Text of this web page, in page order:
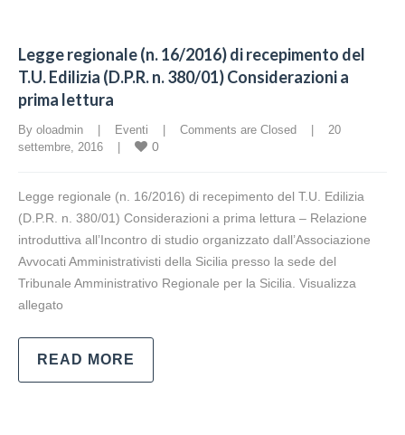
Legge regionale (n. 16/2016) di recepimento del
T.U. Edilizia (D.P.R. n. 380/01) Considerazioni a
prima lettura
By oloadmin    | Eventi Comments are Closed
    |    20
settembre, 2016    |
0
Legge regionale (n. 16/2016) di recepimento del T.U. Edilizia
(D.P.R. n. 380/01) Considerazioni a prima lettura – Relazione
introduttiva all’Incontro di studio organizzato dall’Associazione
Avvocati Amministrativisti della Sicilia presso la sede del
Tribunale Amministrativo Regionale per la Sicilia. Visualizza
allegato
READ MORE